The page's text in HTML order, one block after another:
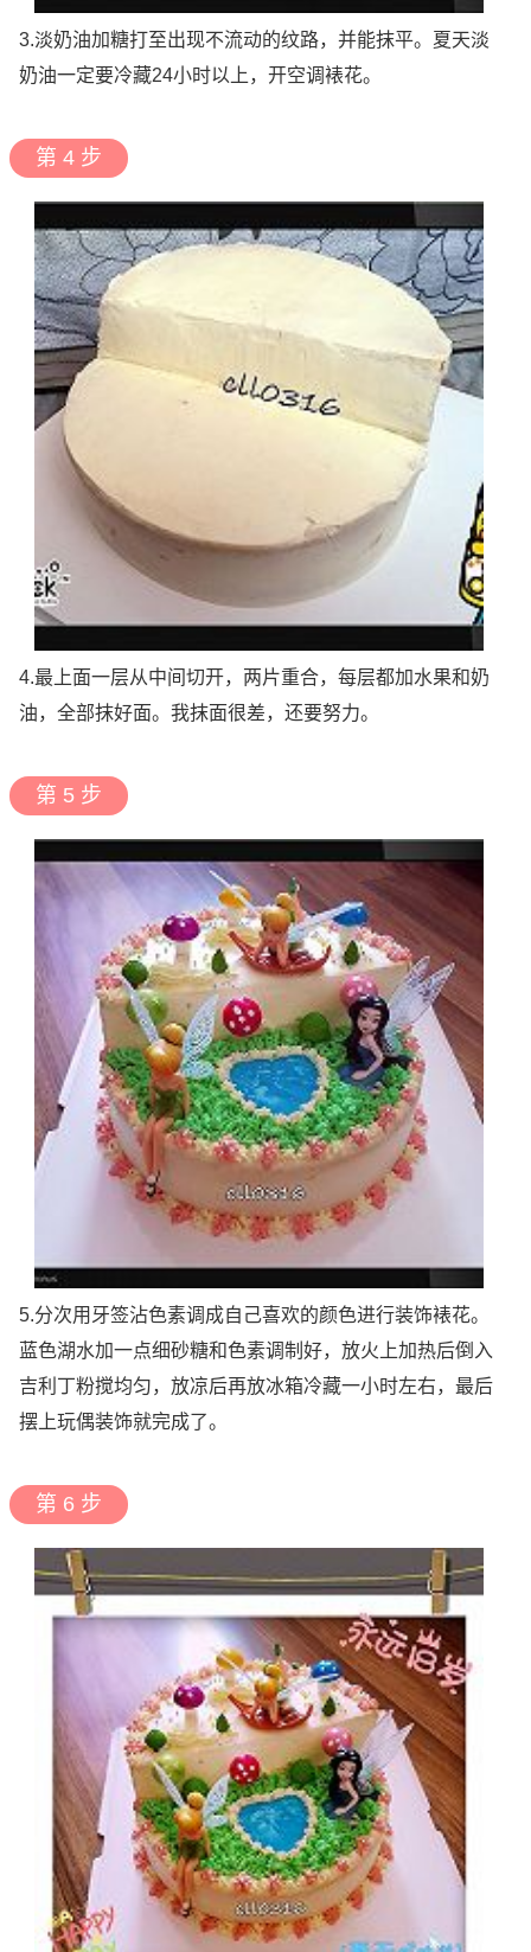
3.淡奶油加糖打至出现不流动的纹路，并能抹平。夏天淡
奶油一定要冷藏24小时以上，开空调裱花。
第 4 步
4.最上面一层从中间切开，两片重合，每层都加水果和奶
油，全部抹好面。我抹面很差，还要努力。
第 5 步
5.分次用牙签沾色素调成自己喜欢的颜色进行装饰裱花。
蓝色湖水加一点细砂糖和色素调制好，放火上加热后倒入
吉利丁粉搅均匀，放凉后再放冰箱冷藏一小时左右，最后
摆上玩偶装饰就完成了。
第 6 步